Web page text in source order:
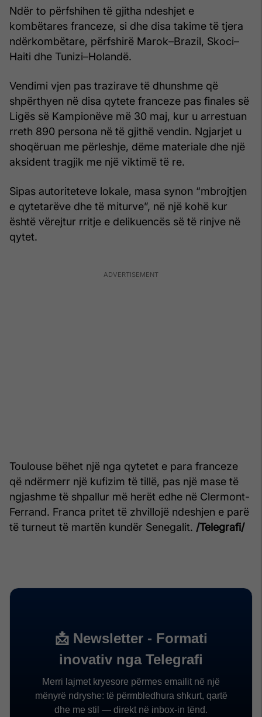
Ndër to përfshihen të gjitha ndeshjet e
kombëtares franceze, si dhe disa takime të tjera
ndërkombëtare, përfshirë Marok–Brazil, Skoci–
Haiti dhe Tunizi–Holandë.
Vendimi vjen pas trazirave të dhunshme që
shpërthyen në disa qytete franceze pas finales së
Ligës së Kampionëve më 30 maj, kur u arrestuan
rreth 890 persona në të gjithë vendin. Ngjarjet u
shoqëruan me përleshje, dëme materiale dhe një
aksident tragjik me një viktimë të re.
Sipas autoriteteve lokale, masa synon “mbrojtjen
e qytetarëve dhe të miturve”, në një kohë kur
është vërejtur rritje e delikuencës së të rinjve në
qytet.
Toulouse bëhet një nga qytetet e para franceze
që ndërmerr një kufizim të tillë, pas një mase të
ngjashme të shpallur më herët edhe në Clermont-
Ferrand. Franca pritet të zhvillojë ndeshjen e parë
të turneut të martën kundër Senegalit. /Telegrafi/